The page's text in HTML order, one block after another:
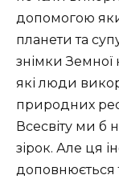
допомогою
планети та
знімки Земної
які люди
природних
Всесвіту ми б
зірок. Але ця
доповнюється